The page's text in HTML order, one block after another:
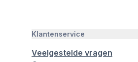
Klantenservice
Veelgestelde vragen